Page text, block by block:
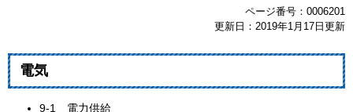
ページ番号：0006201
更新日：2019年1月17日更新
電気
9-1 電力供給